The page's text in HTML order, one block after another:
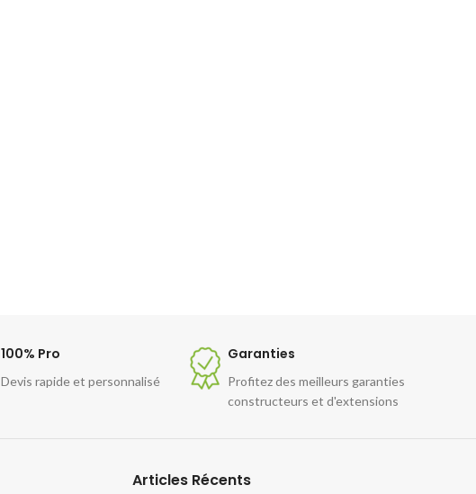
100% Pro
Devis rapide et personnalisé
Garanties
Profitez des meilleurs garanties
constructeurs et d'extensions
Articles Récents